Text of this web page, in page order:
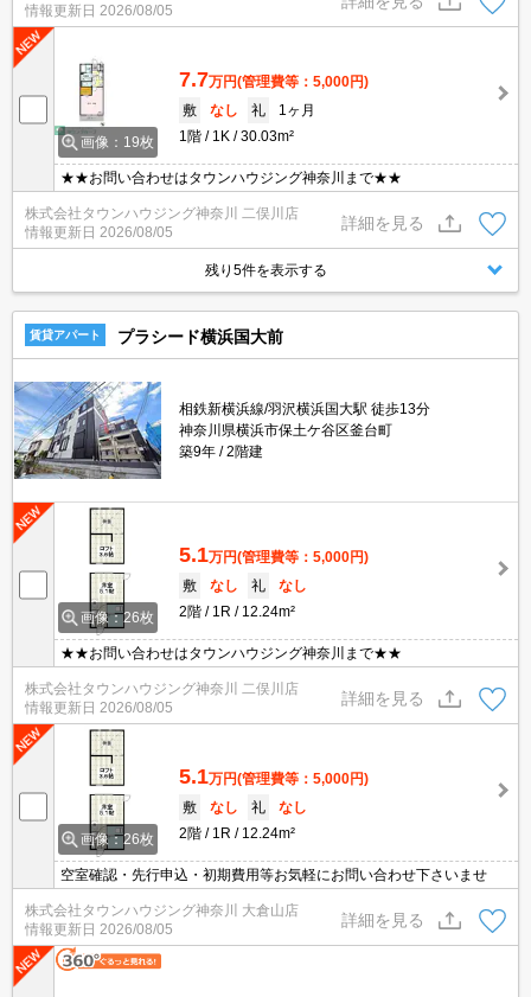
情報更新日 2026/08/05
画像：19枚
7.7万円(管理費等：5,000円)
敷
なし 礼
1ヶ月
1階
1K 30.03m²
★★お問い合わせはタウンハウジング神奈川まで★★
株式会社タウンハウジング神奈川 二俣川店
情報更新日 2026/08/05
詳細を見る
残り5件を表示する
賃貸アパート プラシード横浜国大前
相鉄新横浜線/羽沢横浜国大駅 徒歩13分
神奈川県横浜市保土ケ谷区釜台町
築9年
2階建
画像：26枚
5.1万円(管理費等：5,000円)
敷
なし 礼
なし
2階
1R 12.24m²
★★お問い合わせはタウンハウジング神奈川まで★★
株式会社タウンハウジング神奈川 二俣川店
情報更新日 2026/08/05
詳細を見る
画像：26枚
5.1万円(管理費等：5,000円)
敷
なし 礼
なし
2階
1R 12.24m²
空室確認・先行申込・初期費用等お気軽にお問い合わせ下さいませ
株式会社タウンハウジング神奈川 大倉山店
情報更新日 2026/08/05
詳細を見る